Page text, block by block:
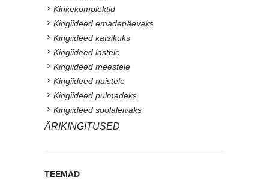
Kinkekomplektid
Kingiideed emadepäevaks
Kingiideed katsikuks
Kingiideed lastele
Kingiideed meestele
Kingiideed naistele
Kingiideed pulmadeks
Kingiideed soolaleivaks
ÄRIKINGITUSED
TEEMAD